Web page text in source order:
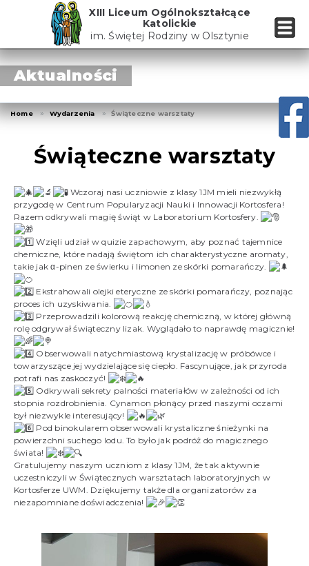
XIII Liceum Ogólnokształcące
Katolickie
im. Świętej Rodziny w Olsztynie
Aktualności
Home Wydarzenia Świąteczne warsztaty
Świąteczne warsztaty
Wczoraj nasi uczniowie z klasy 1JM mieli niezwykłą
przygodę w Centrum Popularyzacji Nauki i Innowacji Kortosfera!
Razem odkrywali magię świąt w Laboratorium Kortosfery.
Wzięli udział w quizie zapachowym, aby poznać tajemnice
chemiczne, które nadają świętom ich charakterystyczne aromaty,
takie jak α-pinen ze świerku i limonen ze skórki pomarańczy.
Ekstrahowali olejki eteryczne ze skórki pomarańczy, poznając
proces ich uzyskiwania.
Przeprowadzili kolorową reakcję chemiczną, w której główną
rolę odgrywał świąteczny lizak. Wyglądało to naprawdę magicznie!
Obserwowali natychmiastową krystalizację w próbówce i
towarzyszące jej wydzielające się ciepło. Fascynujące, jak przyroda
potrafi nas zaskoczyć!
Odkrywali sekrety palności materiałów w zależności od ich
stopnia rozdrobnienia. Cynamon płonący przed naszymi oczami
był niezwykle interesujący!
Pod binokularem obserwowali krystaliczne śnieżynki na
powierzchni suchego lodu. To było jak podróż do magicznego
świata!
Gratulujemy naszym uczniom z klasy 1JM, że tak aktywnie
uczestniczyli w Świątecznych warsztatach laboratoryjnych w
Kortosferze UWM. Dziękujemy także dla organizatorów za
niezapomniane doświadczenia!